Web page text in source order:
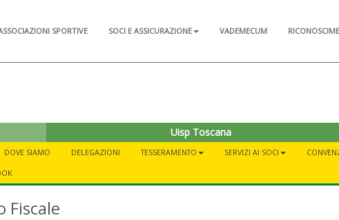
SPORTIVE SOCI E ASSICURAZIONE VADEMECUM
Uisp Toscana
DOVE SIAMO DELEGAZIONI TESSERAMENTO SERVIZI AI SOCI
Fiscale